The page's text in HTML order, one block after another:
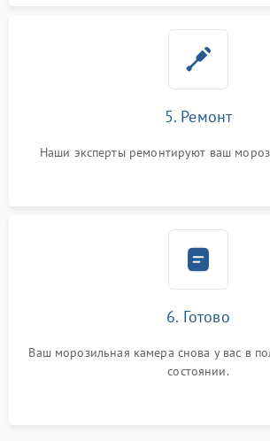
5. Ремонт
Наши эксперты ремонтируют ваш
6. Готово
Ваш морозильная камера снова у вас в
состоянии.